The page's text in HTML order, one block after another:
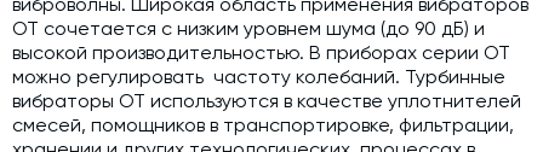
Проектирование технологических линий,промышленных
зданий и сооружений
OT сочетается с низким уровнем шума (до 90 дБ) и
высокой производительностью. В приборах серии ОТ
можно регулировать частоту колебаний. Турбинные
вибраторы OT используются в качестве уплотнителей
смесей, помощников в транспортировке, фильтрации,